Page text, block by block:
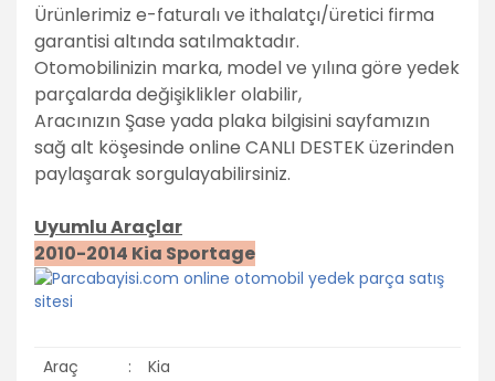
Ürünlerimiz e-faturalı ve ithalatçı/üretici firma
garantisi altında satılmaktadır.
Otomobilinizin marka, model ve yılına göre yedek
parçalarda değişiklikler olabilir,
Aracınızın Şase yada plaka bilgisini sayfamızın
sağ alt köşesinde online CANLI DESTEK üzerinden
paylaşarak sorgulayabilirsiniz.
Uyumlu Araçlar
2010-2014 Kia Sportage
Araç
: Kia